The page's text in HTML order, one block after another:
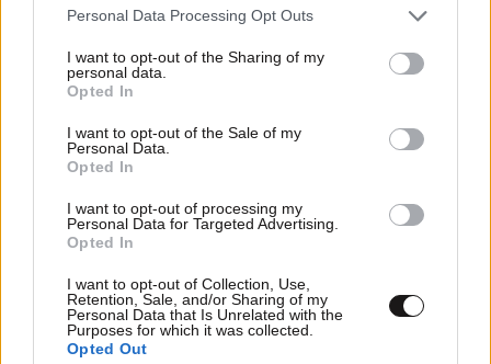
Please note that this website/app uses one or more Google
not limited to your visit or usage behaviour. You may click to
grant or deny consent to Google and its third-party tags to
use your data for below specified purposes in below Google
consent section.
Personal Data Processing Opt Outs
I want to opt-out of the Sharing of my
personal data.
Opted In
I want to opt-out of the Sale of my
Personal Data.
Opted In
I want to opt-out of processing my
Personal Data for Targeted Advertising.
Opted In
I want to opt-out of Collection, Use,
Retention, Sale, and/or Sharing of my
Personal Data that Is Unrelated with the
Purposes for which it was collected.
Opted Out
04·07·2026 13:17
Χιλιάδες διαδηλωτές στους δρόμους της Ερφούρτης
στη Γερμανία – Τάσσονται κατά του ακροδεξιού